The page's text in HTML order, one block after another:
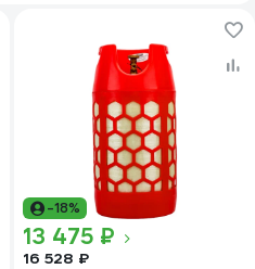
-18%
13 475 ₽
16 528 ₽